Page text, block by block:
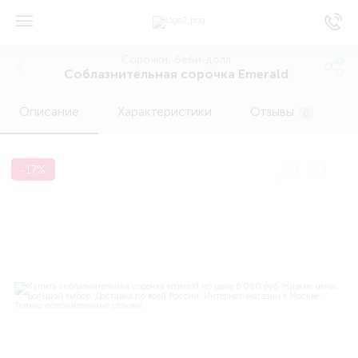
Соблазнительная сорочка Emerald
Описание Характеристики Отзывы
-17%